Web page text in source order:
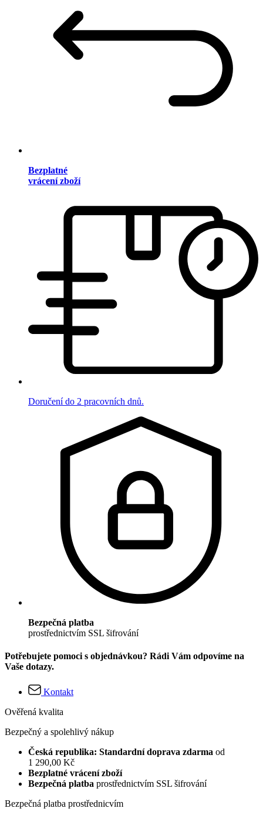
Bezplatné
vrácení zboží
Doručení do 2 pracovních dnů.
Bezpečná platba
prostřednictvím SSL šifrování
Potřebujete pomoci s objednávkou? Rádi Vám odpovíme na
Vaše dotazy.
Kontakt
Ověřená kvalita
Bezpečný a spolehlivý nákup
Česká republika: Standardní doprava zdarma od
1 290,00 Kč
Bezplatné vrácení zboží
Bezpečná platba prostřednictvím SSL šifrování
Bezpečná platba prostřednicvím